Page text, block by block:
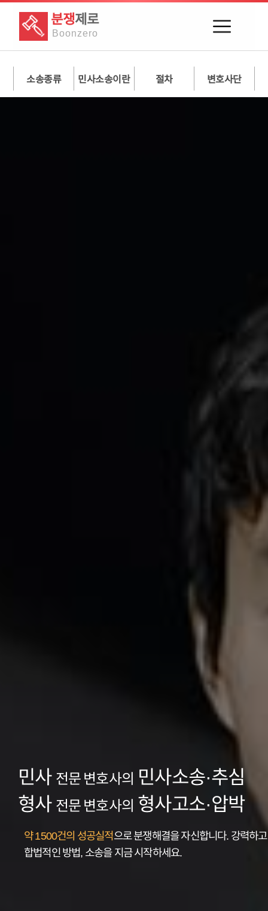
분쟁제로
Boonzero
소송종류 민사소송이란 절차 변호사단
민사전문 변호사의 민사소송·추심
형사전문 변호사의 형사고소·압박
약 1500건의 성공실적으로 분쟁해결을자신합니다.강력하고
합법적인 방법, 소송을 지금 시작하세요.